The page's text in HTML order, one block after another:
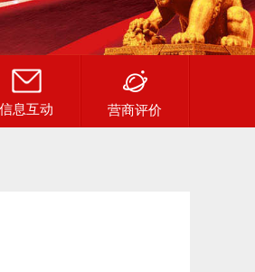
信息互动 营商评价